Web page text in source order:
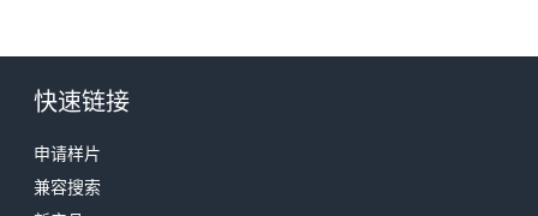
快速链接
申请样片
兼容搜索